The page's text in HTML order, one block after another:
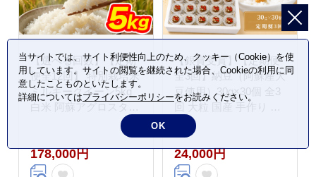
【選べる回数】【定期
便全12回】 特別栽培米
ミルキークイーン5kg
白米 阿蘇アグロスタイ
ル 精米 米 ごはん 人気
美味しい 甘味 もちもち
なめらか 減農薬 湧水
熊本県 阿蘇市
178,000円
【銀賞受賞】【定期便
全3回】納豆（阿蘇産大
豆使用）30g×30個 全3
回 大粒 国産 手作り 阿
蘇おふくろ工房 冷凍 小
分け 食べきりサイズ 美
味しい コンクール 素材
健康 イソフラボン 発酵
24,000円
当サイトでは、サイト利便性向上のため、クッキー（Cookie）を使
用しています。サイトの閲覧を継続された場合、Cookieの利用に同
意したことものといたします。
詳細についてはプライバシーポリシーをお読みください。
OK